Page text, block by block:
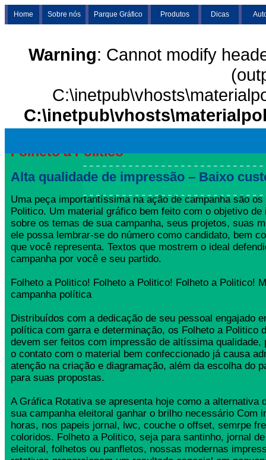
Home Sobre nós Parque Gráfico Produtos Dicas
Warning: Cannot modify
Folheto a Politico
Alta qualidade de impressão – Baixo
Uma peça importantíssima na ação de campanha são os
Politico. Um material gráfico bem feito com o objetivo de
sobre os temas de sua campanha, seus projetos, suas
ele possa lembrar-se do número como candidato, bem
que você representa. Textos que mostrem o ideal
campanha por você e seu partido.
Folheto a Politico! Folheto a Politico! Folheto a Politico!
campanha política
Distribuídos com a dedicação de seu pessoal engajado
política com garra e determinação, os Folheto a Politico
devem ser feitos com impressão de altíssima qualidade,
o contato com o material bem confeccionado já causa
atenção na criação e diagramação, além da escolha do
para suas propostas.
A Gráfica Rotativa se apresenta hoje como a alternativa
sua campanha eleitoral ganhar o brilho necessário Com
horas, nos papeis jornal, lwc, couche o offset, semrpe
coloridos. Folheto a Politico, seja para santinho, jornal
eleitoral, folhetos ou panfletos, nossas modernas